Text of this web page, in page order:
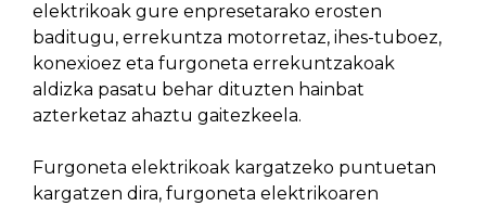
elektrikoak gure enpresetarako erosten
baditugu, errekuntza motorretaz, ihes-tuboez,
konexioez eta furgoneta errekuntzakoak
aldizka pasatu behar dituzten hainbat
azterketaz ahaztu gaitezkeela.
Furgoneta elektrikoak kargatzeko puntuetan
kargatzen dira, furgoneta elektrikoaren